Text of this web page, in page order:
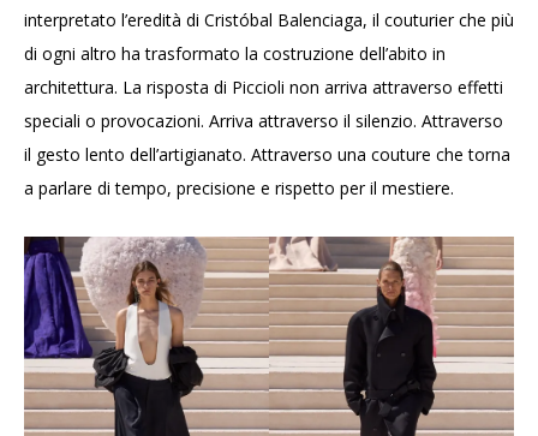
interpretato l’eredità di Cristóbal Balenciaga, il couturier che più
di ogni altro ha trasformato la costruzione dell’abito in
architettura. La risposta di Piccioli non arriva attraverso effetti
speciali o provocazioni. Arriva attraverso il silenzio. Attraverso
il gesto lento dell’artigianato. Attraverso una couture che torna
a parlare di tempo, precisione e rispetto per il mestiere.